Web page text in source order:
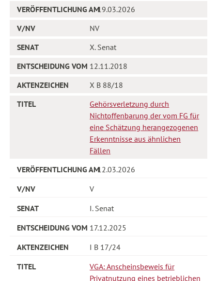
19.03.2026
NV
X. Senat
12.11.2018
X B 88/18
Gehörsverletzung durch
Nichtoffenbarung der vom FG für
eine Schätzung herangezogenen
Erkenntnisse aus ähnlichen
Fällen
12.03.2026
V
I. Senat
17.12.2025
I B 17/24
VGA: Anscheinsbeweis für
Privatnutzung eines betrieblichen